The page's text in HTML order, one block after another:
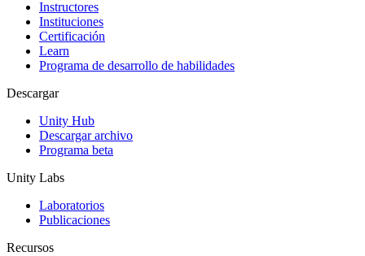
Juegos XR
Lanza juegos XR en múltiples plataformas
Juegos multijugador
Instructores
Instituciones
Certificación
Learn
Programa de desarrollo de habilidades
Descargar
Unity Hub
Descargar archivo
Programa beta
Unity Labs
Laboratorios
Publicaciones
Recursos